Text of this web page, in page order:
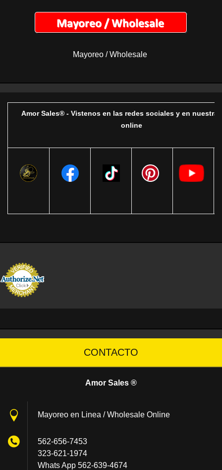
Mayoreo / Wholesale
Amor Sales® - Vistenos en las redes sociales y en nuestra
online
CONTACTO
Amor Sales ®
Mayoreo en Linea / Wholesale Online
562-656-7453
323-621-1974
Whats App 562-639-4674